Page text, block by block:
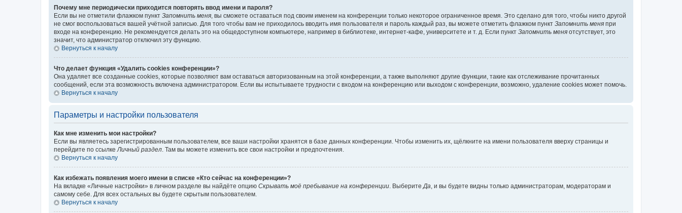
Почему мне периодически приходится повторять ввод имени и пароля?
Если вы не отметили флажком пункт Запомнить меня , вы сможете оставаться под своим именем на конференции только некоторое ограниченное время. Это сделано для того, чтобы никто другой
не смог воспользоваться вашей учётной записью. Для того чтобы вам не приходилось вводить имя пользователя и пароль каждый раз, вы можете отметить флажком пункт Запомнить меня при
входе на конференцию. Не рекомендуется делать это на общедоступном компьютере, например в библиотеке, интернет-кафе, университете и т. д. Если пункт Запомнить меня отсутствует, это
значит, что администратор отключил эту функцию.
Вернуться к началу
Что делает функция «Удалить cookies конференции»?
Она удаляет все созданные cookies, которые позволяют вам оставаться авторизованным на этой конференции, а также выполняют другие функции, такие как отслеживание прочитанных
сообщений, если эта возможность включена администратором. Если вы испытываете трудности с входом на конференцию или выходом с конференции, возможно, удаление cookies может помочь.
Вернуться к началу
Параметры и настройки пользователя
Как мне изменить мои настройки?
Если вы являетесь зарегистрированным пользователем, все ваши настройки хранятся в базе данных конференции. Чтобы изменить их, щёлкните на имени пользователя вверху страницы и
перейдите по ссылке Личный раздел . Там вы можете изменить все свои настройки и предпочтения.
Вернуться к началу
Как избежать появления моего имени в списке «Кто сейчас на конференции»?
На вкладке «Личные настройки» в личном разделе вы найдёте опцию Скрывать моё пребывание на конференции . Выберите Да , и вы будете видны только администраторам, модераторам и
самому себе. Для всех остальных вы будете скрытым пользователем.
Вернуться к началу